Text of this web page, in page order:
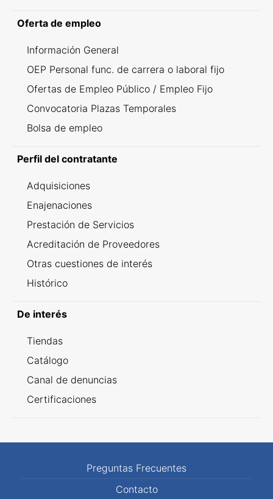
Oferta de empleo
Información General
OEP Personal func. de carrera o laboral fijo
Ofertas de Empleo Público / Empleo Fijo
Convocatoria Plazas Temporales
Bolsa de empleo
Perfil del contratante
Adquisiciones
Enajenaciones
Prestación de Servicios
Acreditación de Proveedores
Otras cuestiones de interés
Histórico
De interés
Tiendas
Catálogo
Canal de denuncias
Certificaciones
Preguntas Frecuentes
Contacto